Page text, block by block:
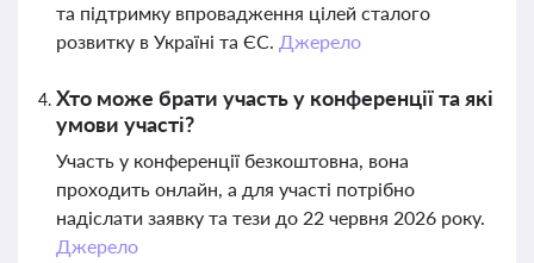
та підтримку впровадження цілей сталого
розвитку в Україні та ЄС. Джерело
Хто може брати участь у конференції та які
умови участі?
Участь у конференції безкоштовна, вона
проходить онлайн, а для участі потрібно
надіслати заявку та тези до 22 червня 2026 року.
Джерело